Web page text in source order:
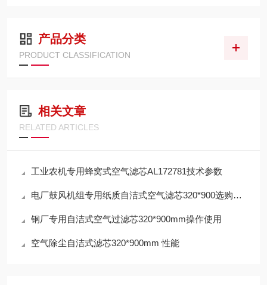
产品分类
PRODUCT CLASSIFICATION
相关文章
RELATED ARTICLES
工业农机专用蜂窝式空气滤芯AL172781技术参数
电厂鼓风机组专用纸质自洁式空气滤芯320*900选购指南
钢厂专用自洁式空气过滤芯320*900mm操作使用
空气除尘自洁式滤芯320*900mm 性能